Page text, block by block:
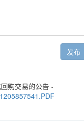
发布
购交易的公告 -